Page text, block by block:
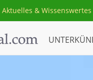
Aktuelles & Wissenswertes